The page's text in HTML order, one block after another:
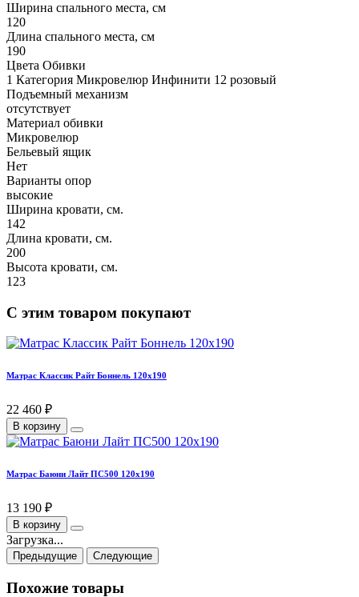
Ширина спального места, см
120
Длина спального места, см
190
Цвета Обивки
1 Категория Микровелюр Инфинити 12 розовый
Подъемный механизм
отсутствует
Материал обивки
Микровелюр
Бельевый ящик
Нет
Варианты опор
высокие
Ширина кровати, см.
142
Длина кровати, см.
200
Высота кровати, см.
123
С этим товаром покупают
Матрас Классик Райт Боннель 120х190
22 460 ₽
В корзину
Матрас Баюни Лайт ПС500 120х190
13 190 ₽
В корзину
Загрузка...
Предыдущие Следующие
Похожие товары